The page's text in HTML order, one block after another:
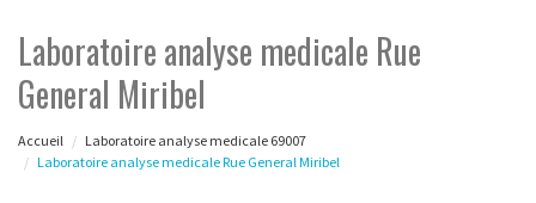
Laboratoire analyse medicale Rue
General Miribel
Accueil
Laboratoire analyse medicale 69007
Laboratoire analyse medicale Rue General Miribel